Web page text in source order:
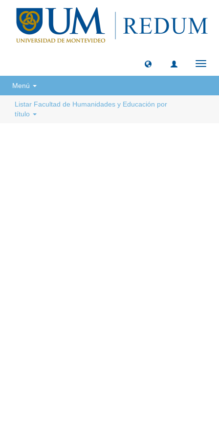
Menú
Listar Facultad de Humanidades y Educación por
título